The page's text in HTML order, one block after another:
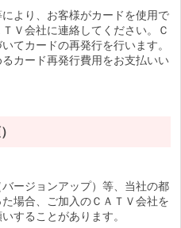
より、お客様がカードを使用で
Ｖ会社に連絡してください。Ｃ
てカードの再発行を行います。
カード再発行費用をお支払いい
ージョンアップ）等、当社の都
場合、ご加入のＣＡＴＶ会社を
することがあります。